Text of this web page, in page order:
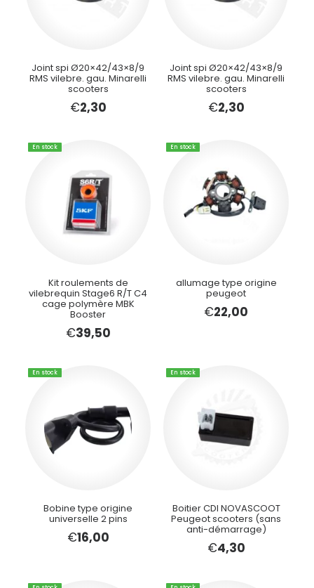
Joint spi Ø20×42/43×8/9
RMS vilebre. gau. Minarelli
scooters
€2,30
Joint spi Ø20×42/43×8/9
RMS vilebre. gau. Minarelli
scooters
€2,30
Kit roulements de
vilebrequin Stage6 R/T C4
cage polymère MBK
Booster
€39,50
En stock
allumage type origine
peugeot
€22,00
En stock
Bobine type origine
universelle 2 pins
€16,00
En stock
Boitier CDI NOVASCOOT
Peugeot scooters (sans
anti-démarrage)
€4,30
En stock